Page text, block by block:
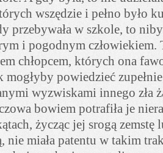
wszędzie i pełno było
przebywała w szkole, to
i pogodnym człowiekiem.
chłopcem, których ona
powiedzieć
wyzwiskami innego zła
bowiem potrafiła je
życząc jej srogą zemstę
nie miała patentu w takim